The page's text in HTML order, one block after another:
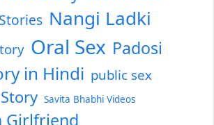
Nangi Ladki
Oral Sex Padosi
in Hindi public sex
Savita Bhabhi Videos
Girlfriend